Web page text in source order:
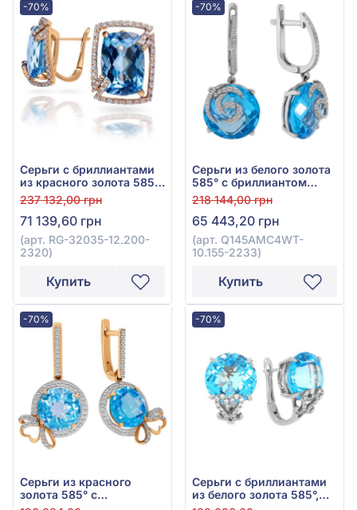
-70%
Серьги с бриллиантами
из красного золота 585°
с бриллиантом 0,46ct и
топазом Sky Blue 12,35ct,
арт. RG-32035-12.200-
2320
237 132,00 грн
71 139,60 грн
(арт. RG-32035-12.200-
2320)
Купить
-70%
Серьги из белого золота
585° с бриллиантом
0,26ct и топазом Swiss
Blue 16,94ct, арт.
Q145AMC4WT-10.155-
2233
218 144,00 грн
65 443,20 грн
(арт. Q145AMC4WT-
10.155-2233)
Купить
-70%
Серьги из красного
золота 585° с
-70%
Серьги с бриллиантами
из белого золота 585°,